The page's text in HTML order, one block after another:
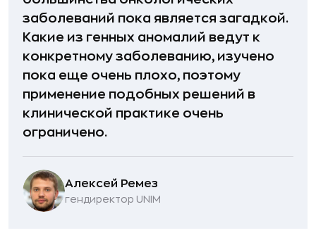
заболеваний пока является загадкой.
Какие из генных аномалий ведут к
конкретному заболеванию, изучено
пока еще очень плохо, поэтому
применение подобных решений в
клинической практике очень
ограничено.
Алексей Ремез
гендиректор UNIM